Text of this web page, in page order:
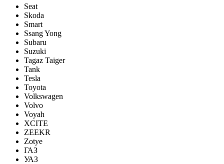
Seat
Skoda
Smart
Ssang Yong
Subaru
Suzuki
Tagaz Taiger
Tank
Tesla
Toyota
Volkswagen
Volvo
Voyah
XCITE
ZEEKR
Zotye
ГАЗ
УАЗ